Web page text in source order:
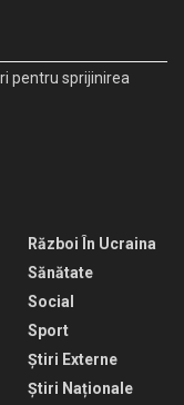
pentru sprijinirea
Război În Ucraina
Sănătate
Social
Sport
Știri Externe
Știri Naționale